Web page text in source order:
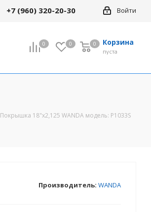
Войти
+7 (960) 320-20-30
0 0 Корзина
0
пуста
0
Покрышка 18"х2,125 WANDA модель: Р1033S
Производитель: WANDA